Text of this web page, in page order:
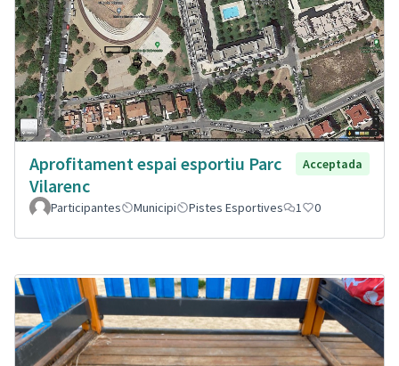
Aprofitament espai esportiu Parc
Vilarenc
Acceptada
Participantes Municipi Pistes Esportives 1 0